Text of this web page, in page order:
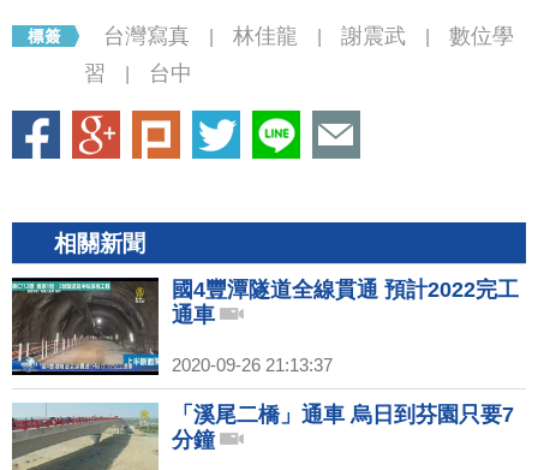
台灣寫真 林佳龍 謝震武
數位學
習
台中
相關新聞
國4豐潭隧道全線貫通 預計2022完工
通車
2020-09-26 21:13:37
「溪尾二橋」通車 烏日到芬園只要7
分鐘